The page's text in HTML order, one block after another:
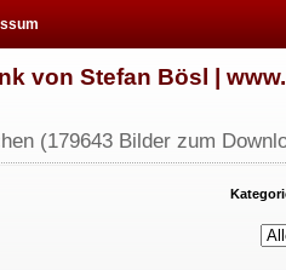
von Stefan Bösl |
(179643 Bilder zum